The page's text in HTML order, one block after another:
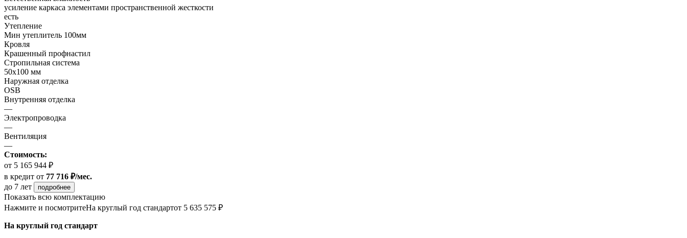
усиление каркаса элементами пространственной жесткости
есть
Утепление
Мин утеплитель 100мм
Кровля
Крашенный профнастил
Стропильная система
50х100 мм
Наружная отделка
OSB
Внутренняя отделка
—
Электропроводка
—
Вентиляция
—
Стоимость:
от 5 165 944 ₽
в кредит от 77 716 ₽/мес.
до 7 лет
подробнее
Показать всю комплектацию
Нажмите и посмотритеНа круглый год стандартот 5 635 575 ₽
На круглый год стандарт